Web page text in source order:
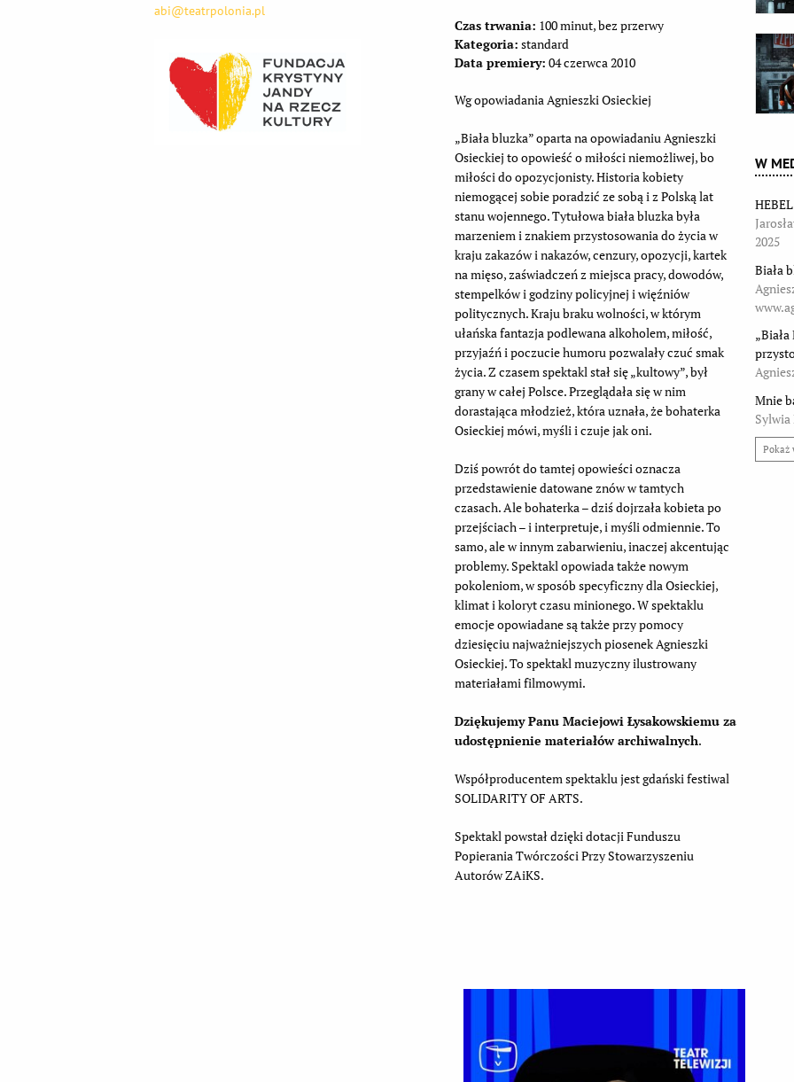
abi@teatrpolonia.pl
Czas trwania: 100 minut, bez przerwy
Kategoria: standard
Data premiery: 04 czerwca 2010
Wg opowiadania Agnieszki Osieckiej
„Biała bluzka” oparta na opowiadaniu Agnieszki
Osieckiej to opowieść o miłości niemożliwej, bo
miłości do opozycjonisty. Historia kobiety
niemogącej sobie poradzić ze sobą i z Polską lat
stanu wojennego. Tytułowa biała bluzka była
marzeniem i znakiem przystosowania do życia w
kraju zakazów i nakazów, cenzury, opozycji, kartek
na mięso, zaświadczeń z miejsca pracy, dowodów,
stempelków i godziny policyjnej i więźniów
politycznych. Kraju braku wolności, w którym
ułańska fantazja podlewana alkoholem, miłość,
przyjaźń i poczucie humoru pozwalały czuć smak
życia. Z czasem spektakl stał się „kultowy”, był
grany w całej Polsce. Przeglądała się w nim
dorastająca młodzież, która uznała, że bohaterka
Osieckiej mówi, myśli i czuje jak oni.
Dziś powrót do tamtej opowieści oznacza
przedstawienie datowane znów w tamtych
czasach. Ale bohaterka – dziś dojrzała kobieta po
przejściach – i interpretuje, i myśli odmiennie. To
samo, ale w innym zabarwieniu, inaczej akcentując
problemy. Spektakl opowiada także nowym
pokoleniom, w sposób specyficzny dla Osieckiej,
klimat i koloryt czasu minionego. W spektaklu
emocje opowiadane są także przy pomocy
dziesięciu najważniejszych piosenek Agnieszki
Osieckiej. To spektakl muzyczny ilustrowany
materiałami filmowymi.
Dziękujemy Panu Maciejowi Łysakowskiemu za
udostępnienie materiałów archiwalnych.
Współproducentem spektaklu jest gdański festiwal
SOLIDARITY OF ARTS.
Spektakl powstał dzięki dotacji Funduszu
Popierania Twórczości Przy Stowarzyszeniu
Autorów ZAiKS.
W
2025
Biała
Mnie
Pokaż